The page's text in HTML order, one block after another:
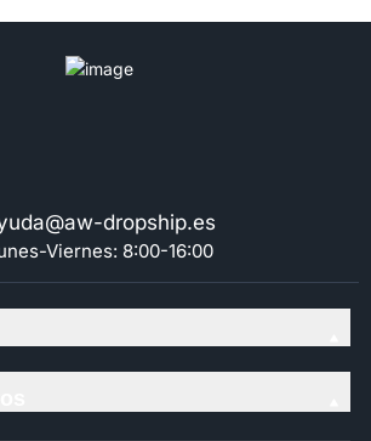
dropship.es
Viernes: 8:00-16:00